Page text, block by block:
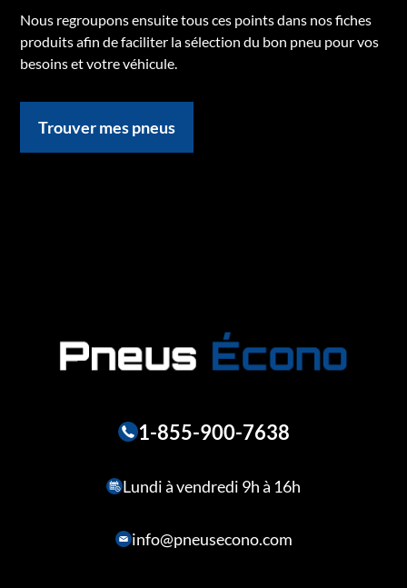
Nous regroupons ensuite tous ces points dans nos fiches
produits afin de faciliter la sélection du bon pneu pour vos
besoins et votre véhicule.
Trouver mes pneus
1-855-900-7638
Lundi à vendredi 9h à 16h
info@pneusecono.com